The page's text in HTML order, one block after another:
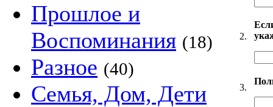
Прошлое и
Воспоминания (18)
Разное (40)
Семья, Дом, Дети
2.
3.